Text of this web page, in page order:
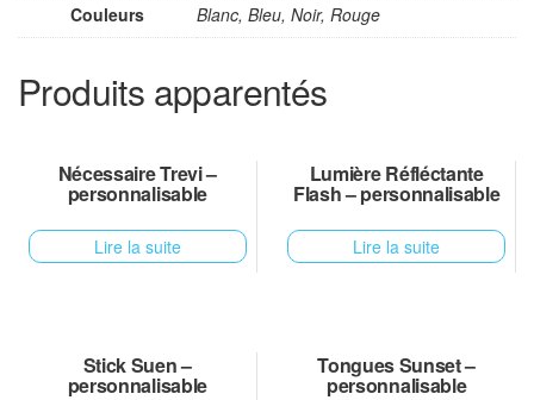
Couleurs Blanc, Bleu, Noir, Rouge
Produits apparentés
Nécessaire Trevi –
personnalisable
Lire la suite
Lumière Réfléctante
Flash – personnalisable
Lire la suite
Stick Suen –
personnalisable
Tongues Sunset –
personnalisable